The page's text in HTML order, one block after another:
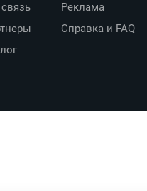
Реклама
Справка и FAQ